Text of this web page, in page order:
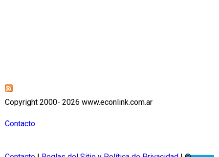
Copyright 2000- 2026 www.econlink.com.ar
Contacto